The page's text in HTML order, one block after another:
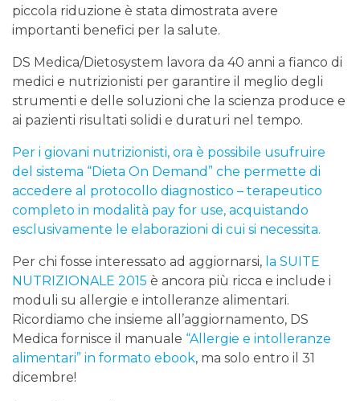
piccola riduzione è stata dimostrata avere
importanti benefici per la salute.
DS Medica/Dietosystem lavora da 40 anni a fianco di
medici e nutrizionisti per garantire il meglio degli
strumenti e delle soluzioni che la scienza produce e
ai pazienti risultati solidi e duraturi nel tempo.
Per i giovani nutrizionisti, ora è possibile usufruire
del sistema “Dieta On Demand” che permette di
accedere al protocollo diagnostico – terapeutico
completo in modalità pay for use, acquistando
esclusivamente le elaborazioni di cui si necessita.
Per chi fosse interessato ad aggiornarsi, la SUITE
NUTRIZIONALE 2015 è ancora più ricca e include i
moduli su allergie e intolleranze alimentari.
Ricordiamo che insieme all’aggiornamento, DS
Medica fornisce il manuale “Allergie e intolleranze
alimentari” in formato ebook, ma solo entro il 31
dicembre!